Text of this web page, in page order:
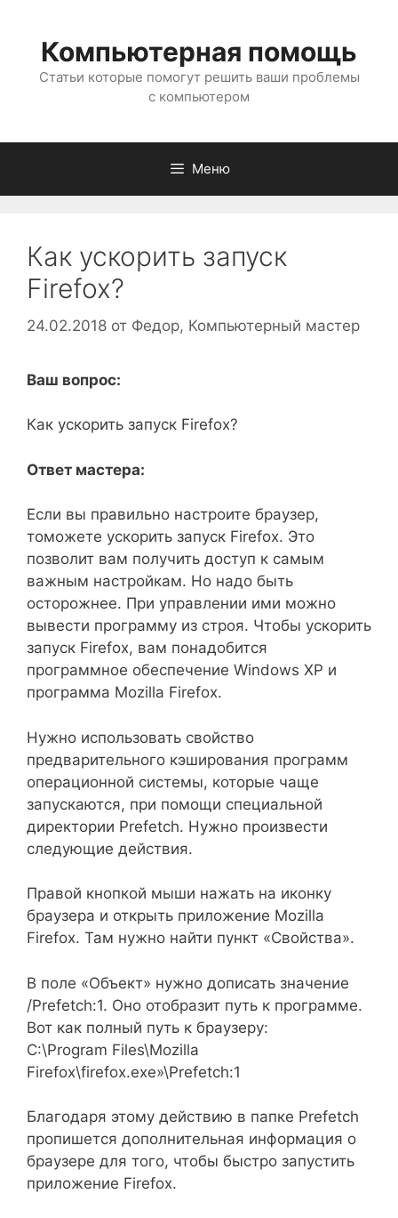
содержимому
Компьютерная помощь
Статьи которые помогут решить ваши проблемы
с компьютером
Меню
Как ускорить запуск
Firefox?
24.02.2018 от Федор, Компьютерный мастер
Ваш вопрос:
Как ускорить запуск Firefox?
Ответ мастера:
Если вы правильно настроите браузер,
томожете ускорить запуск Firefox. Это
позволит вам получить доступ к самым
важным настройкам. Но надо быть
осторожнее. При управлении ими можно
вывести программу из строя. Чтобы ускорить
запуск Firefox, вам понадобится
программное обеспечение Windows XP и
программа Mozilla Firefox.
Нужно использовать свойство
предварительного кэширования программ
операционной системы, которые чаще
запускаются, при помощи специальной
директории Prefetch. Нужно произвести
следующие действия.
Правой кнопкой мыши нажать на иконку
браузера и открыть приложение Mozilla
Firefox. Там нужно найти пункт «Свойства».
В поле «Объект» нужно дописать значение
/Prefetch:1. Оно отобразит путь к программе.
Вот как полный путь к браузеру:
C:\Program Files\Mozilla
Firefox\firefox.exe»\Prefetch:1
Благодаря этому действию в папке Prefetch
пропишется дополнительная информация о
браузере для того, чтобы быстро запустить
приложение Firefox.